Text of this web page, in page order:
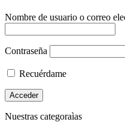
Nombre de usuario o correo
Contraseña
Recuérdame
Nuestras categoraìas